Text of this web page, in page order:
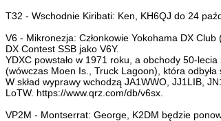
T32 - Wschodnie Kiribati: Ken, KH6QJ do 24
V6 - Mikronezja: Członkowie Yokohama DX
DX Contest SSB jako V6Y.
YDXC powstało w 1971 roku, a obchody 50-
(wówczas Moen Is., Truck Lagoon), która
W skład wyprawy wchodzą JA1WWO, JJ1LIB,
LoTW. https://www.qrz.com/db/v6sx.
VP2M - Montserrat: George, K2DM będzie